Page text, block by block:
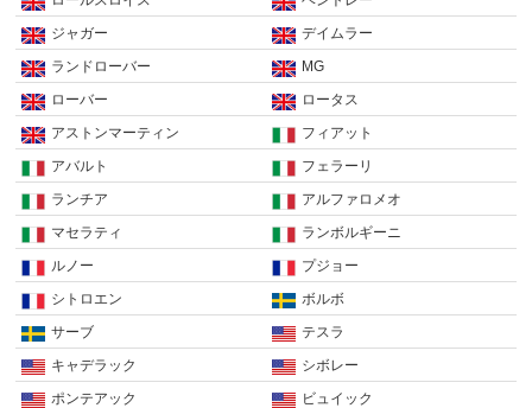
ジャガー
デイムラー
ランドローバー
MG
ローバー
ロータス
アストンマーティン
フィアット
アバルト
フェラーリ
ランチア
アルファロメオ
マセラティ
ランボルギーニ
ルノー
プジョー
シトロエン
ボルボ
サーブ
テスラ
キャデラック
シボレー
ポンテアック
ビュイック